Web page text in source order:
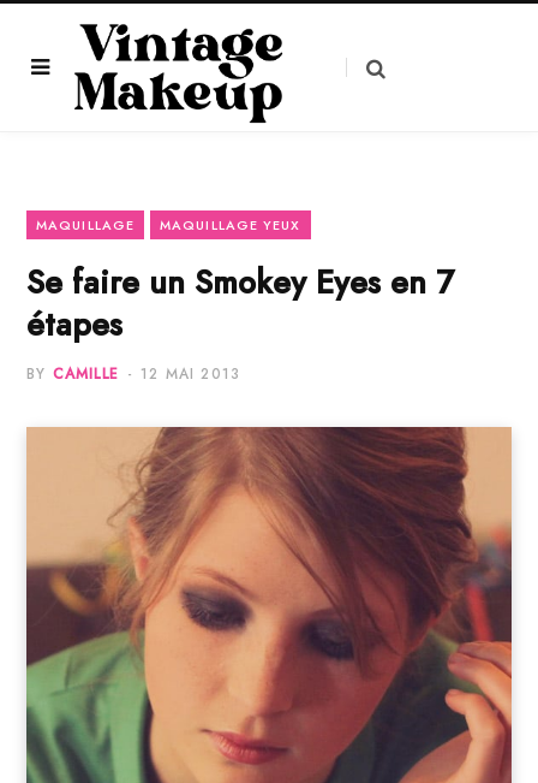
MAQUILLAGE MAQUILLAGE YEUX
Se faire un Smokey Eyes en 7
étapes
BY CAMILLE 12 MAI 2013